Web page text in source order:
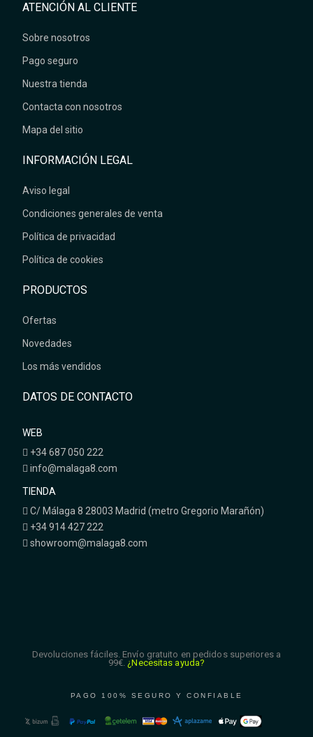
ATENCIÓN AL CLIENTE
Sobre nosotros
Pago seguro
Nuestra tienda
Contacta con nosotros
Mapa del sitio
INFORMACIÓN LEGAL
Aviso legal
Condiciones generales de venta
Política de privacidad
Política de cookies
PRODUCTOS
Ofertas
Novedades
Los más vendidos
DATOS DE CONTACTO
WEB
+34 687 050 222
info@malaga8.com
TIENDA
C/ Málaga 8 28003 Madrid (metro Gregorio Marañón)
+34 914 427 222
showroom@malaga8.com
Devoluciones fáciles. Envío gratuito en pedidos superiores a
99€. ¿Necesitas ayuda?
PAGO 100% SEGURO Y CONFIABLE